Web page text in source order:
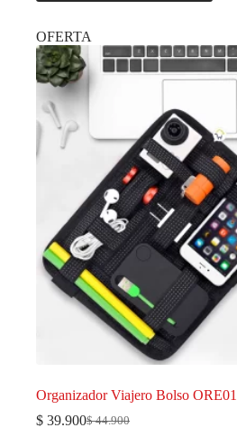
OFERTA
Organizador Viajero Bolso ORE01
$44.900
$ 39.900